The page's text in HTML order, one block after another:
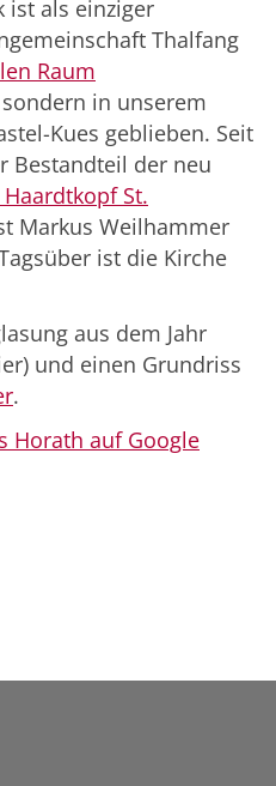
ist als einziger
Thalfang
Raum
in unserem
Kues geblieben. Seit
Bestandteil der neu
St.
Markus Weilhammer
ist die Kirche
aus dem Jahr
und einen Grundriss
.
Horath auf Google